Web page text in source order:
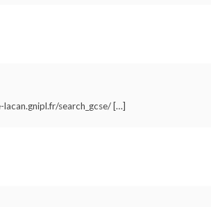
search_gcse/ […]